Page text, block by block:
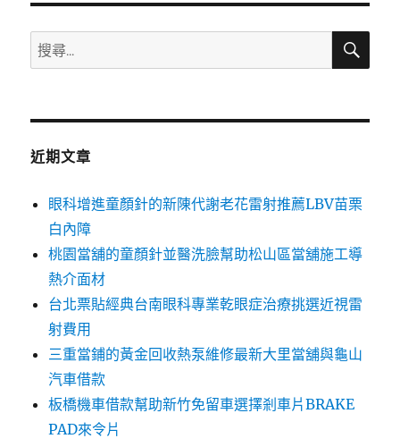
搜
尋
鍵
搜
近期文章
眼科增進童顏針的新陳代謝老花雷射推薦LBV苗栗
白內障
桃園當舖的童顏針並醫洗臉幫助松山區當舖施工導
熱介面材
台北票貼經典台南眼科專業乾眼症治療挑選近視雷
射費用
三重當鋪的黃金回收熱泵維修最新大里當舖與龜山
汽車借款
板橋機車借款幫助新竹免留車選擇剎車片BRAKE
PAD來令片